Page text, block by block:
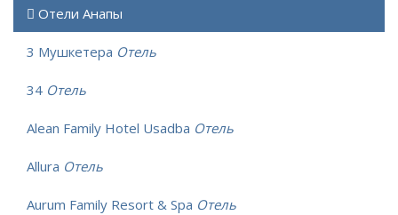
Отели Анапы
3 Мушкетера Отель
34 Отель
Alean Family Hotel Usadba Отель
Allura Отель
Aurum Family Resort & Spa Отель